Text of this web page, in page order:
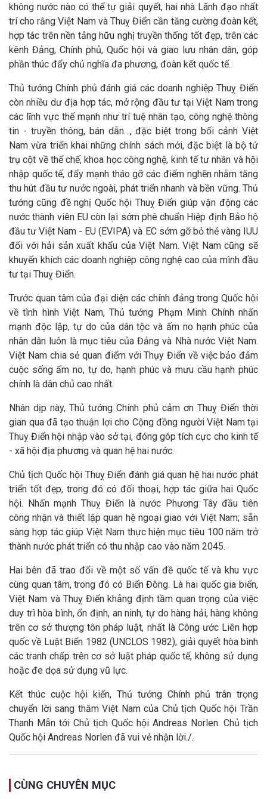
không nước nào có thể tự giải quyết, hai nhà Lãnh đạo nhất
trí cho rằng Việt Nam và Thuỵ Điển cần tăng cường đoàn kết,
hợp tác trên nền tảng hữu nghị truyền thống tốt đẹp, trên các
kênh Đảng, Chính phủ, Quốc hội và giao lưu nhân dân, góp
phần thúc đẩy chủ nghĩa đa phương, đoàn kết quốc tế.
Thủ tướng Chính phủ đánh giá các doanh nghiệp Thuỵ Điển
còn nhiều dư địa hợp tác, mở rộng đầu tư tại Việt Nam trong
các lĩnh vực thế mạnh như trí tuệ nhân tạo, công nghệ thông
tin - truyền thông, bán dẫn…, đặc biệt trong bối cảnh Việt
Nam vừa triển khai những chính sách mới, đặc biệt là bộ tứ
trụ cột về thể chế, khoa học công nghệ, kinh tế tư nhân và hội
nhập quốc tế, đẩy mạnh tháo gỡ các điểm nghẽn nhằm tăng
thu hút đầu tư nước ngoài, phát triển nhanh và bền vững. Thủ
tướng cũng đề nghị Quốc hội Thuỵ Điển giúp vận động các
nước thành viên EU còn lại sớm phê chuẩn Hiệp định Bảo hộ
đầu tư Việt Nam - EU (EVIPA) và EC sớm gỡ bỏ thẻ vàng IUU
đối với hải sản xuất khẩu của Việt Nam. Việt Nam cũng sẽ
khuyến khích các doanh nghiệp công nghệ cao của mình đầu
tư tại Thuỵ Điển.
Trước quan tâm của đại diện các chính đảng trong Quốc hội
về tình hình Việt Nam, Thủ tướng Phạm Minh Chính nhấn
mạnh độc lập, tự do của dân tộc và ấm no hạnh phúc của
nhân dân luôn là mục tiêu của Đảng và Nhà nước Việt Nam.
Việt Nam chia sẻ quan điểm với Thụy Điển về việc bảo đảm
cuộc sống ấm no, tự do, hạnh phúc và mưu cầu hạnh phúc
chính là dân chủ cao nhất.
Nhân dịp này, Thủ tướng Chính phủ cảm ơn Thuỵ Điển thời
gian qua đã tạo thuận lợi cho Cộng đồng người Việt Nam tại
Thuỵ Điển hội nhập vào sở tại, đóng góp tích cực cho kinh tế
- xã hội địa phương và quan hệ hai nước.
Chủ tịch Quốc hội Thuỵ Điển đánh giá quan hệ hai nước phát
triển tốt đẹp, trong đó có đối thoại, hợp tác giữa hai Quốc
hội. Nhấn mạnh Thuỵ Điển là nước Phương Tây đầu tiên
công nhận và thiết lập quan hệ ngoại giao với Việt Nam; sẵn
sàng hợp tác giúp Việt Nam thực hiện mục tiêu 100 năm trở
thành nước phát triển có thu nhập cao vào năm 2045.
Hai bên đã trao đổi về một số vấn đề quốc tế và khu vực
cùng quan tâm, trong đó có Biển Đông. Là hai quốc gia biển,
Việt Nam và Thuỵ Điển khẳng định tầm quan trọng của việc
duy trì hòa bình, ổn định, an ninh, tự do hàng hải, hàng không
trên cơ sở thượng tôn pháp luật, nhất là Công ước Liên hợp
quốc về Luật Biển 1982 (UNCLOS 1982), giải quyết hòa bình
các tranh chấp trên cơ sở luật pháp quốc tế, không sử dụng
hoặc đe dọa sử dụng vũ lực.
Kết thúc cuộc hội kiến, Thủ tướng Chính phủ trân trọng
chuyển lời sang thăm Việt Nam của Chủ tịch Quốc hội Trần
Thanh Mẫn tới Chủ tịch Quốc hội Andreas Norlen. Chủ tịch
Quốc hội Andreas Norlen đã vui vẻ nhận lời./.
CÙNG CHUYÊN MỤC